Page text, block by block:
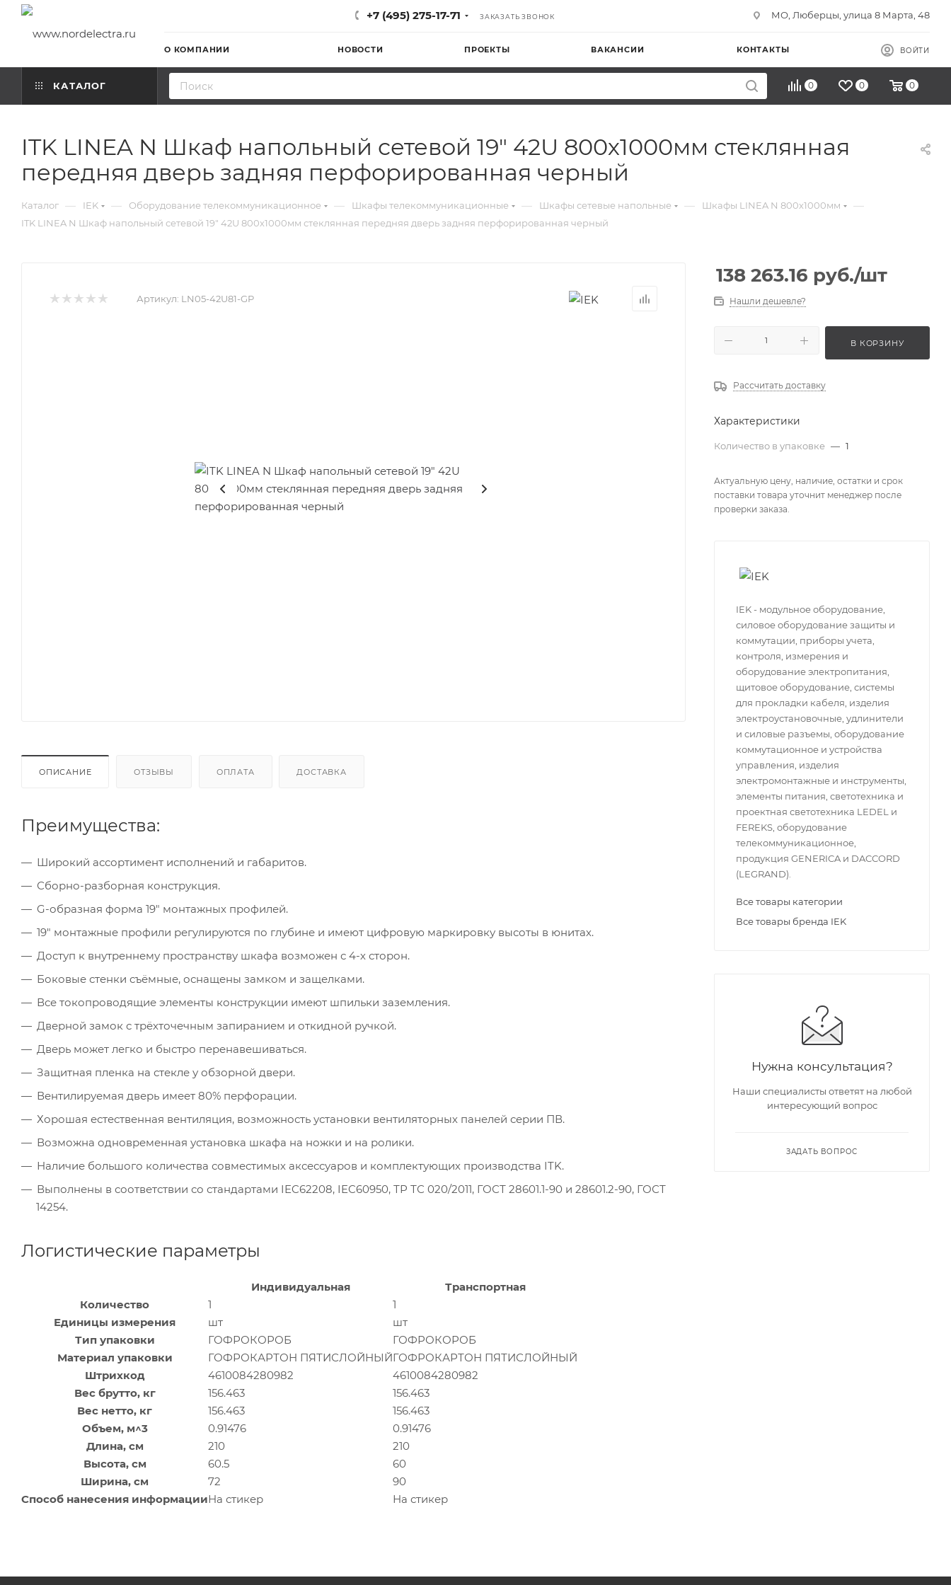
+7 (495) 275-17-71 ЗАКАЗАТЬ ЗВОНОК МО, Люберцы, улица 8 Марта, 48
О КОМПАНИИ НОВОСТИ ПРОЕКТЫ ВАКАНСИИ КОНТАКТЫ ВОЙТИ
КАТАЛОГ 0 0 0
ITK LINEA N Шкаф напольный сетевой 19" 42U 800х1000мм стеклянная
передняя дверь задняя перфорированная черный
Каталог — IEK — Оборудование телекоммуникационное — Шкафы телекоммуникационные — Шкафы сетевые напольные — Шкафы LINEA N 800х1000мм —
ITK LINEA N Шкаф напольный сетевой 19" 42U 800х1000мм стеклянная передняя дверь задняя перфорированная черный
Артикул: LN05-42U81-GP
ОПИСАНИЕ ОТЗЫВЫ ОПЛАТА ДОСТАВКА
Преимущества:
Широкий ассортимент исполнений и габаритов.
Сборно-разборная конструкция.
G-образная форма 19" монтажных профилей.
19" монтажные профили регулируются по глубине и имеют цифровую маркировку высоты в юнитах.
Доступ к внутреннему пространству шкафа возможен с 4-х сторон.
Боковые стенки съёмные, оснащены замком и защелками.
Все токопроводящие элементы конструкции имеют шпильки заземления.
Дверной замок с трёхточечным запиранием и откидной ручкой.
Дверь может легко и быстро перенавешиваться.
Защитная пленка на стекле у обзорной двери.
Вентилируемая дверь имеет 80% перфорации.
Хорошая естественная вентиляция, возможность установки вентиляторных панелей серии ПВ.
Возможна одновременная установка шкафа на ножки и на ролики.
Наличие большого количества совместимых аксессуаров и комплектующих производства ITK.
Выполнены в соответствии со стандартами IEC62208, IEC60950, ТР ТС 020/2011, ГОСТ 28601.1-90 и 28601.2-90, ГОСТ
14254.
Логистические параметры
Индивидуальная
Транспортная
Количество
1
1
Единицы измерения
шт
шт
Тип упаковки
ГОФРОКОРОБ
ГОФРОКОРОБ
Материал упаковки
ГОФРОКАРТОН ПЯТИСЛОЙНЫЙГОФРОКАРТОН ПЯТИСЛОЙНЫЙ
Штрихкод
4610084280982
4610084280982
Вес брутто, кг
156.463
156.463
Вес нетто, кг
156.463
156.463
Объем, м^3
0.91476
0.91476
Длина, см
210
210
Высота, см
60.5
60
Ширина, см
72
90
Способ нанесения информацииНа стикер На стикер
138 263.16 руб./шт
Нашли дешевле?
В КОРЗИНУ
Рассчитать доставку
Характеристики
Количество в упаковке — 1
Актуальную цену, наличие, остатки и срок
поставки товара уточнит менеджер после
проверки заказа.
IEK - модульное оборудование,
силовое оборудование защиты и
коммутации, приборы учета,
контроля, измерения и
оборудование электропитания,
щитовое оборудование, системы
для прокладки кабеля, изделия
электроустановочные, удлинители
и силовые разъемы, оборудование
коммутационное и устройства
управления, изделия
электромонтажные и инструменты,
элементы питания, светотехника и
проектная светотехника LEDEL и
FEREKS, оборудование
телекоммуникационное,
продукция GENERICA и DACCORD
(LEGRAND).
Все товары категории
Все товары бренда IEK
Нужна консультация?
Наши специалисты ответят на любой
интересующий вопрос
ЗАДАТЬ ВОПРОС